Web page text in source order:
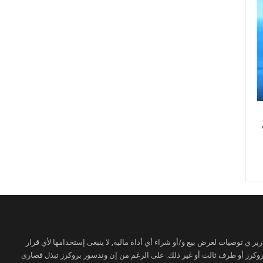
ي توصيات لغرض بيع و/أو شراء أي أداة مالية, لا ينبغى إستخدامها لأي قرار
أو طرف ثالث أو غير ذلك. على الرغم من إن وندسور بروكرز تبذل قصارى